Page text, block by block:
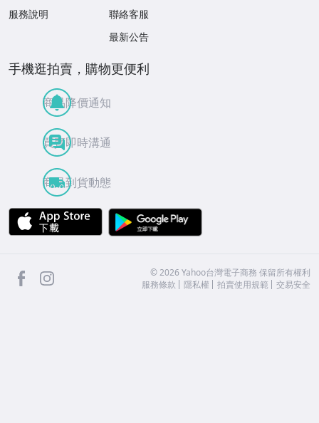
服務說明
聯絡客服
最新公告
手機逛拍賣，購物更便利
商品降價通知
買賣即時溝通
商品到貨動態
APP Store
facebook ©2026 Yahoo台灣電子商務 保留所有權利
服務條款
隱私權 拍賣使用規範 交易安全